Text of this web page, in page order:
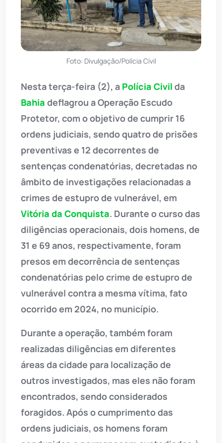
Foto: Divulgação/Polícia Civil
Nesta terça-feira (2), a Polícia Civil da
Bahia deflagrou a Operação Escudo
Protetor, com o objetivo de cumprir 16
ordens judiciais, sendo quatro de prisões
preventivas e 12 decorrentes de
sentenças condenatórias, decretadas no
âmbito de investigações relacionadas a
crimes de estupro de vulnerável, em
Vitória da Conquista. Durante o curso das
diligências operacionais, dois homens, de
31 e 69 anos, respectivamente, foram
presos em decorrência de sentenças
condenatórias pelo crime de estupro de
vulnerável contra a mesma vítima, fato
ocorrido em 2024, no município.
Durante a operação, também foram
realizadas diligências em diferentes
áreas da cidade para localização de
outros investigados, mas eles não foram
encontrados, sendo considerados
foragidos. Após o cumprimento das
ordens judiciais, os homens foram